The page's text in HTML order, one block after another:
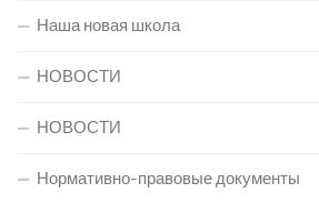
Наша новая школа
НОВОСТИ
НОВОСТИ
Нормативно-правовые документы